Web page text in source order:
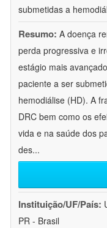
submetidas a
Resumo: A doença
perda progressiva e
estágio mais
paciente a ser
hemodiálise (HD). A
DRC bem como os
vida e na saúde dos
des...
Instituição/UF/País:
PR - Brasil